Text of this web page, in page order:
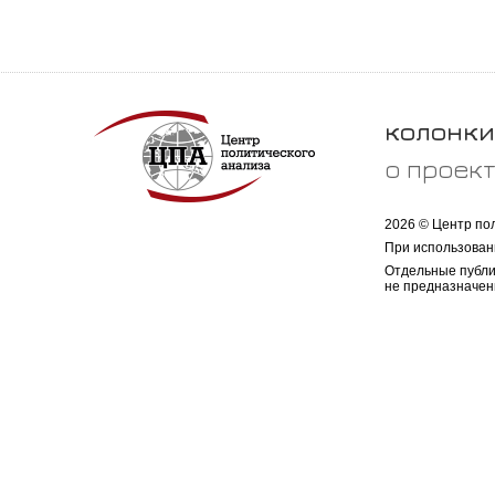
колонки
о
2026 © Центр
При
Отдельные
не